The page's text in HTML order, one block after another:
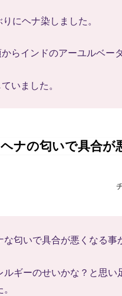
にヘナ染しました。
らインドのアーユルベー
いました。
ナの匂いで具合が
な匂いで具合が悪くなる事
ルギーのせいかな？と思い